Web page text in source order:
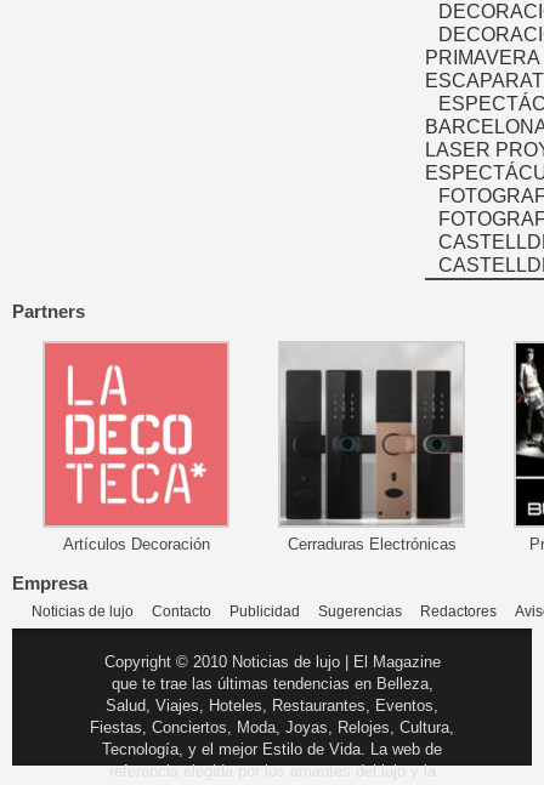
PRIMAVERA
LASER
Partners
Artículos Decoración Cerraduras Electrónicas
Empresa
Noticias de lujo Contacto Publicidad Sugerencias Redactores
Copyright © 2010 Noticias de lujo | El Magazine
que te trae las últimas tendencias en Belleza,
Salud, Viajes, Hoteles, Restaurantes, Eventos,
Fiestas, Conciertos, Moda, Joyas, Relojes, Cultura,
Tecnología, y el mejor Estilo de Vida. La web de
referencia elegida por los amantes del lujo y la